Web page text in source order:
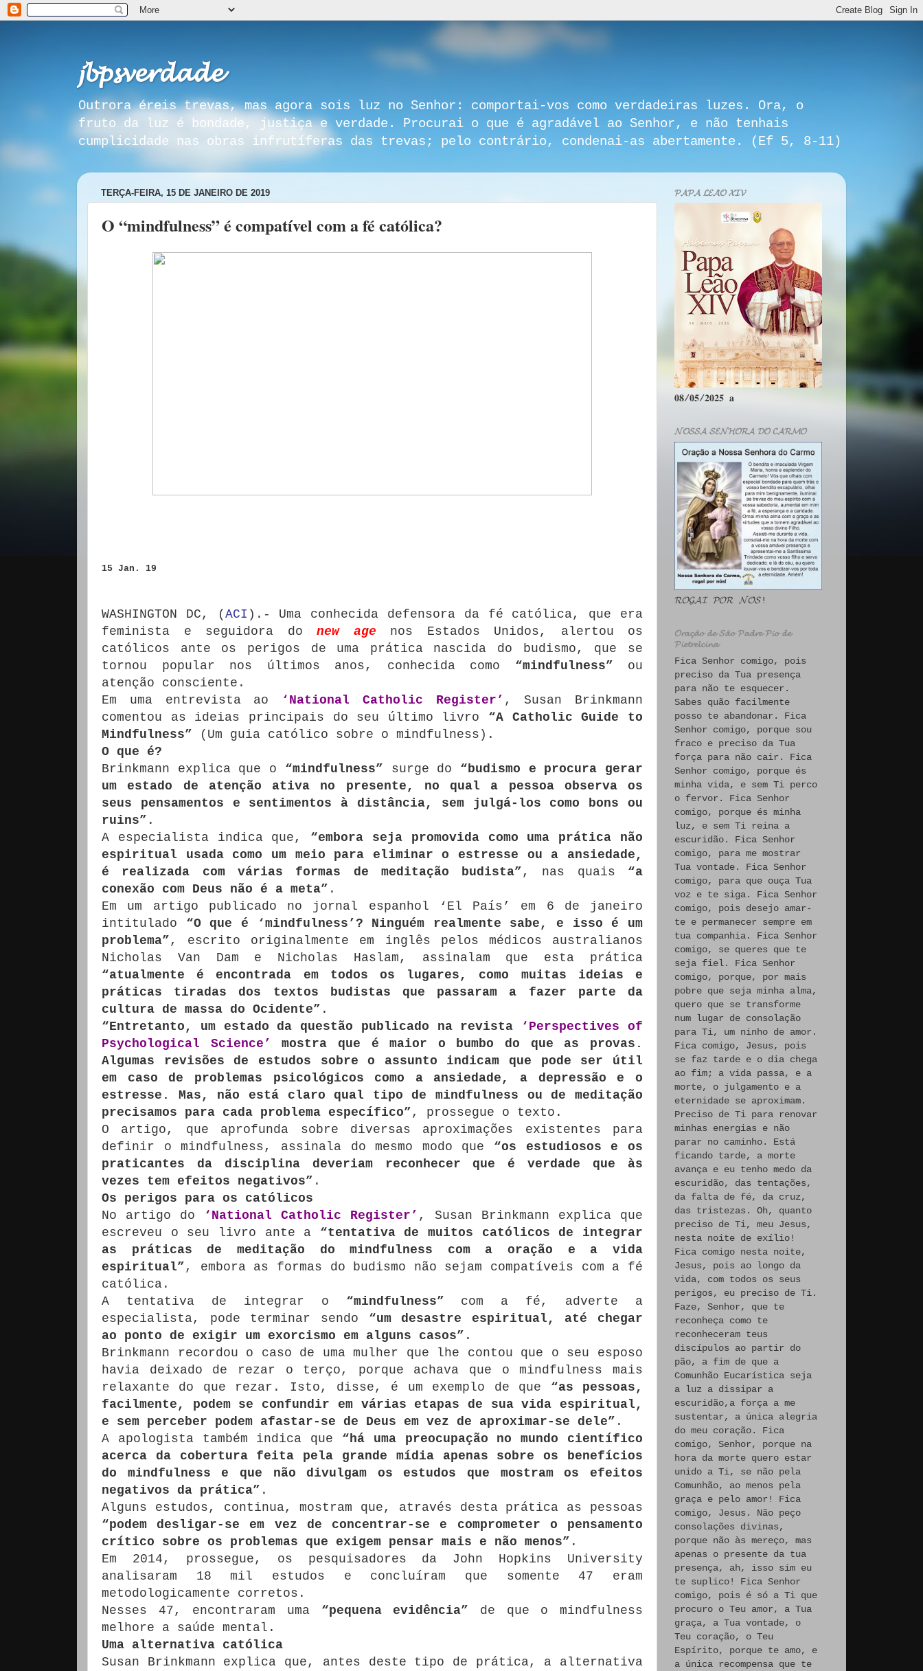
𝓳𝓫𝓹𝓼𝓿𝓮𝓻𝓭𝓪𝓭𝓮
Outrora éreis trevas, mas agora sois luz no Senhor: comportai-vos como verdadeiras luzes. Ora, o
fruto da luz é bondade, justiça e verdade. Procurai o que é agradável ao Senhor, e não tenhais
cumplicidade nas obras infrutíferas das trevas; pelo contrário, condenai-as abertamente. (Ef 5, 8-11)
TERÇA-FEIRA, 15 DE JANEIRO DE 2019
O “mindfulness” é compatível com a fé católica?
15 Jan. 19
WASHINGTON DC, (ACI ).- Uma conhecida defensora da fé católica, que era
feminista e seguidora do new age nos Estados Unidos, alertou os
católicos ante os perigos de uma prática nascida do budismo, que se
tornou popular nos últimos anos, conhecida como “mindfulness” ou
atenção consciente.
Em uma entrevista ao
‘National Catholic Register’ , Susan Brinkmann
comentou as ideias principais do seu último livro “A Catholic Guide to
Mindfulness” (Um guia católico sobre o mindfulness).
O que é?
Brinkmann explica que o “mindfulness” surge do “budismo e procura gerar
um estado de atenção ativa no presente, no qual a pessoa observa os
seus pensamentos e sentimentos à distância, sem julgá-los como bons ou
ruins” .
A especialista indica que, “embora seja promovida como uma prática não
espiritual usada como um meio para eliminar o estresse ou a ansiedade,
é realizada com várias formas de meditação budista” , nas quais “a
conexão com Deus não é a meta” .
Em um artigo publicado no jornal espanhol ‘El País’ em 6 de janeiro
intitulado “O que é ‘mindfulness’? Ninguém realmente sabe, e isso é um
problema” , escrito originalmente em inglês pelos médicos australianos
Nicholas Van Dam e Nicholas Haslam, assinalam que esta prática
“atualmente é encontrada em todos os lugares, como muitas ideias e
práticas tiradas dos textos budistas que passaram a fazer parte da
cultura de massa do Ocidente” .
“Entretanto, um estado da questão publicado na revista
‘Perspectives of
Psychological Science’
mostra que é maior o bumbo do que as provas.
Algumas revisões de estudos sobre o assunto indicam que pode ser útil
em caso de problemas psicológicos como a ansiedade, a depressão e o
estresse. Mas, não está claro qual tipo de mindfulness ou de meditação
precisamos para cada problema específico” , prossegue o texto.
O artigo, que aprofunda sobre diversas aproximações existentes para
definir o mindfulness, assinala do mesmo modo que “os estudiosos e os
praticantes da disciplina deveriam reconhecer que é verdade que às
vezes tem efeitos negativos” .
Os perigos para os católicos
No artigo do
‘National Catholic Register’ , Susan Brinkmann explica que
escreveu o seu livro ante a “tentativa de muitos católicos de integrar
as práticas de meditação do mindfulness com a oração e a vida
espiritual” , embora as formas do budismo não sejam compatíveis com a fé
católica.
A tentativa de integrar o “mindfulness” com a fé, adverte a
especialista, pode terminar sendo “um desastre espiritual, até chegar
ao ponto de exigir um exorcismo em alguns casos” .
Brinkmann recordou o caso de uma mulher que lhe contou que o seu esposo
havia deixado de rezar o terço, porque achava que o mindfulness mais
relaxante do que rezar. Isto, disse, é um exemplo de que “as pessoas,
facilmente, podem se confundir em várias etapas de sua vida espiritual,
e sem perceber podem afastar-se de Deus em vez de aproximar-se dele” .
A apologista também indica que “há uma preocupação no mundo científico
acerca da cobertura feita pela grande mídia apenas sobre os benefícios
do mindfulness e que não divulgam os estudos que mostram os efeitos
negativos da prática” .
Alguns estudos, continua, mostram que, através desta prática as pessoas
“podem desligar-se em vez de concentrar-se e comprometer o pensamento
crítico sobre os problemas que exigem pensar mais e não menos” .
Em 2014, prossegue, os pesquisadores da John Hopkins University
analisaram 18 mil estudos e concluíram que somente 47 eram
metodologicamente corretos.
Nesses 47, encontraram uma “pequena evidência” de que o mindfulness
melhore a saúde mental.
Uma alternativa católica
Susan Brinkmann explica que, antes deste tipo de prática, a alternativa
𝓟𝓐𝓟𝓐 𝓛𝓔𝓐̃𝓞 𝓧𝓘𝓥
𝟎𝟖/𝟎𝟓/𝟐𝟎𝟐𝟓 𝐚
𝓝𝓞𝓢𝓢𝓐 𝓢𝓔𝓝𝓗𝓞𝓡𝓐 𝓓𝓞 𝓒𝓐𝓡𝓜𝓞
𝓡𝓞𝓖𝓐𝓘 𝓟𝓞𝓡 𝓝𝓞́𝓢!
𝓞𝓻𝓪𝓬̧𝓪̃𝓸 𝓭𝓮 𝓢𝓪̃𝓸 𝓟𝓪𝓭𝓻𝓮 𝓟𝓲𝓸 𝓭𝓮
𝓟𝓲𝓮𝓽𝓻𝓮𝓵𝓬𝓲𝓷𝓪
Fica Senhor comigo, pois
preciso da Tua presença
para não te esquecer.
Sabes quão facilmente
posso te abandonar. Fica
Senhor comigo, porque sou
fraco e preciso da Tua
força para não cair. Fica
Senhor comigo, porque és
minha vida, e sem Ti perco
o fervor. Fica Senhor
comigo, porque és minha
luz, e sem Ti reina a
escuridão. Fica Senhor
comigo, para me mostrar
Tua vontade. Fica Senhor
comigo, para que ouça Tua
voz e te siga. Fica Senhor
comigo, pois desejo amar-
te e permanecer sempre em
tua companhia. Fica Senhor
comigo, se queres que te
seja fiel. Fica Senhor
comigo, porque, por mais
pobre que seja minha alma,
quero que se transforme
num lugar de consolação
para Ti, um ninho de amor.
Fica comigo, Jesus, pois
se faz tarde e o dia chega
ao fim; a vida passa, e a
morte, o julgamento e a
eternidade se aproximam.
Preciso de Ti para renovar
minhas energias e não
parar no caminho. Está
ficando tarde, a morte
avança e eu tenho medo da
escuridão, das tentações,
da falta de fé, da cruz,
das tristezas. Oh, quanto
preciso de Ti, meu Jesus,
nesta noite de exílio!
Fica comigo nesta noite,
Jesus, pois ao longo da
vida, com todos os seus
perigos, eu preciso de Ti.
Faze, Senhor, que te
reconheça como te
reconheceram teus
discípulos ao partir do
pão, a fim de que a
Comunhão Eucarística seja
a luz a dissipar a
escuridão,a força a me
sustentar, a única alegria
do meu coração. Fica
comigo, Senhor, porque na
hora da morte quero estar
unido a Ti, se não pela
Comunhão, ao menos pela
graça e pelo amor! Fica
comigo, Jesus. Não peço
consolações divinas,
porque não às mereço, mas
apenas o presente da tua
presença, ah, isso sim eu
te suplico! Fica Senhor
comigo, pois é só a Ti que
procuro o Teu amor, a Tua
graça, a Tua vontade, o
Teu coração, o Teu
Espírito, porque te amo, e
a única recompensa que te